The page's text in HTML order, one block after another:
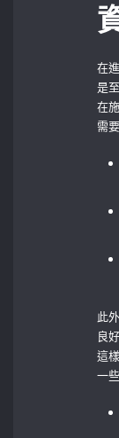
在
是
在
需
此
良
這
一